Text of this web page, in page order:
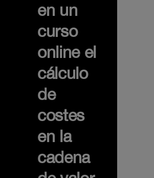
en un
curso
online el
cálculo
de
costes
en la
cadena